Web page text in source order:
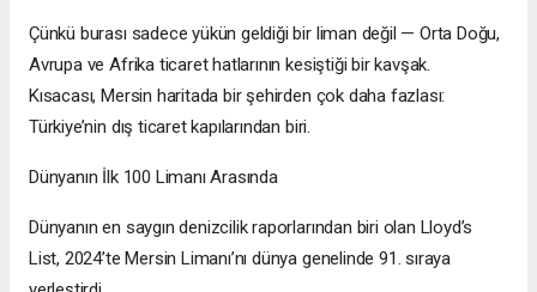
Çünkü burası sadece yükün geldiği bir liman değil — Orta Doğu,
Avrupa ve Afrika ticaret hatlarının kesiştiği bir kavşak.
Kısacası, Mersin haritada bir şehirden çok daha fazlası:
Türkiye’nin dış ticaret kapılarından biri.
Dünyanın İlk 100 Limanı Arasında
Dünyanın en saygın denizcilik raporlarından biri olan Lloyd’s
List, 2024’te Mersin Limanı’nı dünya genelinde 91. sıraya